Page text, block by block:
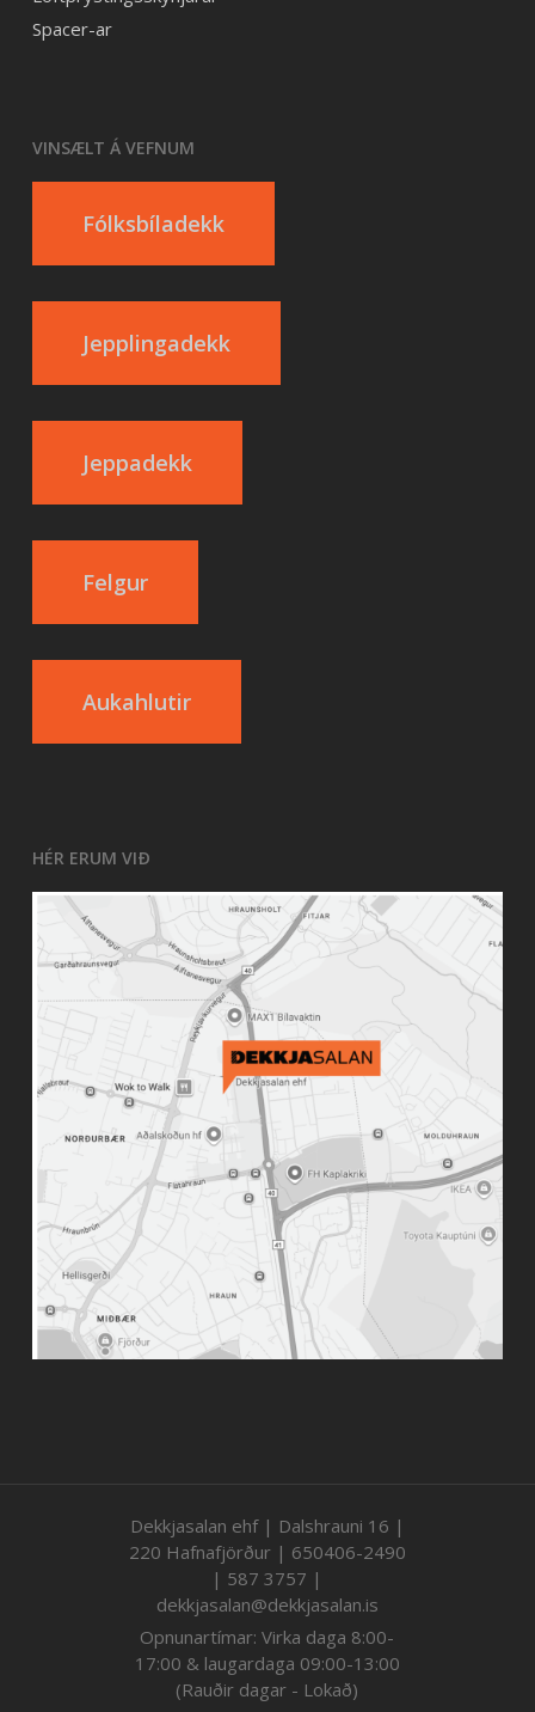
Spacer-ar
VINSÆLT Á VEFNUM
Fólksbíladekk
Jepplingadekk
Jeppadekk
Felgur
Aukahlutir
HÉR ERUM VIÐ
Dekkjasalan ehf | Dalshrauni 16 |
220 Hafnafjörður | 650406-2490
| 587 3757 |
dekkjasalan@dekkjasalan.is
Opnunartímar: Virka daga 8:00-
17:00 & laugardaga 09:00-13:00
(Rauðir dagar - Lokað)